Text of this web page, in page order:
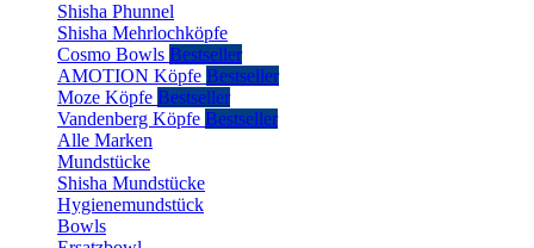
Shisha Phunnel
Shisha Mehrlochköpfe
Cosmo Bowls Bestseller
AMOTION Köpfe Bestseller
Moze Köpfe Bestseller
Vandenberg Köpfe Bestseller
Alle Marken
Mundstücke
Shisha Mundstücke
Hygienemundstück
Bowls